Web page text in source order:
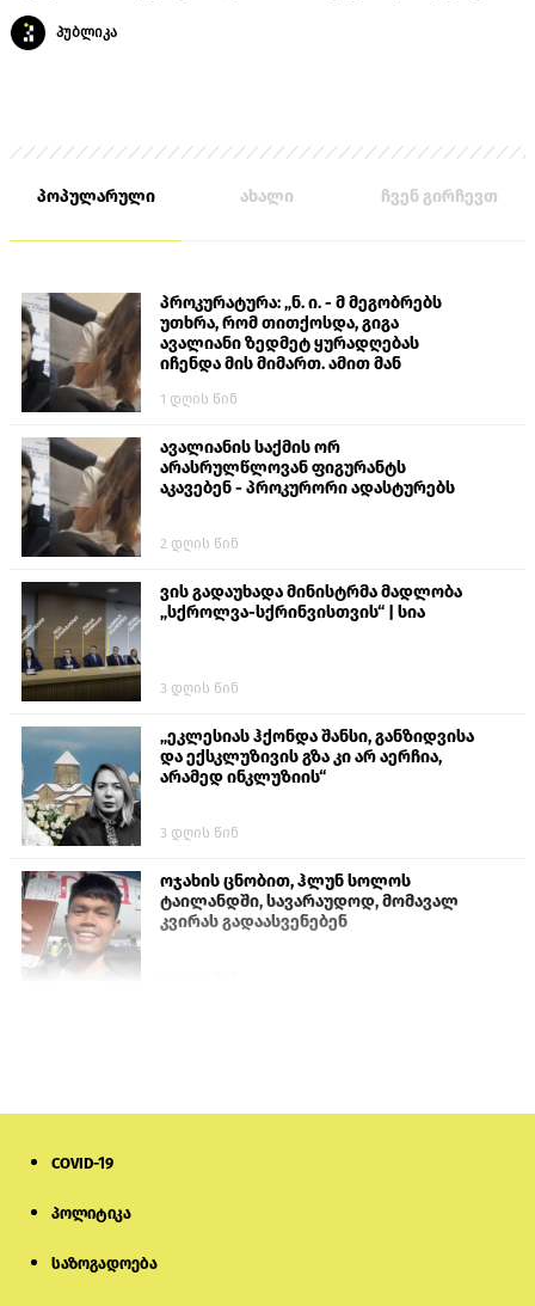
პუბლიკა
პოპულარული ახალი ჩვენ გირჩევთ
პროკურატურა: „ნ. ი. - მ მეგობრებს
უთხრა, რომ თითქოსდა, გიგა
ავალიანი ზედმეტ ყურადღებას
იჩენდა მის მიმართ. ამით მან
თავს დასხმოდა გიგა ავალიანს“
1 დღის წინ
ავალიანის საქმის ორ
არასრულწლოვან ფიგურანტს
აკავებენ - პროკურორი ადასტურებს
2 დღის წინ
ვის გადაუხადა მინისტრმა მადლობა
„სქროლვა-სქრინვისთვის“ | სია
3 დღის წინ
„ეკლესიას ჰქონდა შანსი, განზიდვისა
და ექსკლუზივის გზა კი არ აერჩია,
არამედ ინკლუზიის“
3 დღის წინ
ოჯახის ცნობით, ჰლუნ სოლოს
ტაილანდში, სავარაუდოდ, მომავალ
კვირას გადაასვენებენ
COVID-19
პოლიტიკა
საზოგადოება